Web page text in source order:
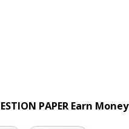
PAPER Earn Money